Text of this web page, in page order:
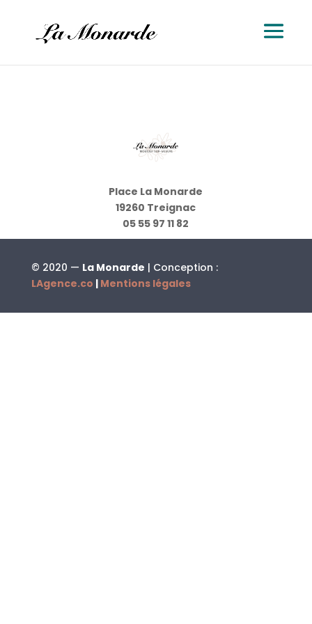
Place La Monarde
19260 Treignac
05 55 97 11 82
© 2020 — La Monarde | Conception :
LAgence.co | Mentions légales